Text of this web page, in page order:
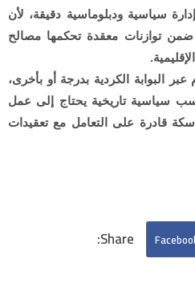
سياسية ودبلوماسية دقيقة، لأن
ضمن توازنات معقدة تحكمها مصالح
البوابة الكردية بدرجة أو بأخرى،
سياسية تاريخية يحتاج إلى عمل
قادرة على التعامل مع تعقيدات